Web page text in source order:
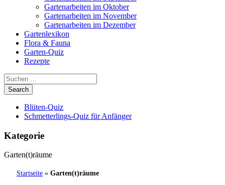
Gartenarbeiten im Oktober
Gartenarbeiten im November
Gartenarbeiten im Dezember
Gartenlexikon
Flora & Fauna
Garten-Quiz
Rezepte
Blüten-Quiz
Schmetterlings-Quiz für Anfänger
Kategorie
Garten(t)räume
Startseite » Garten(t)räume